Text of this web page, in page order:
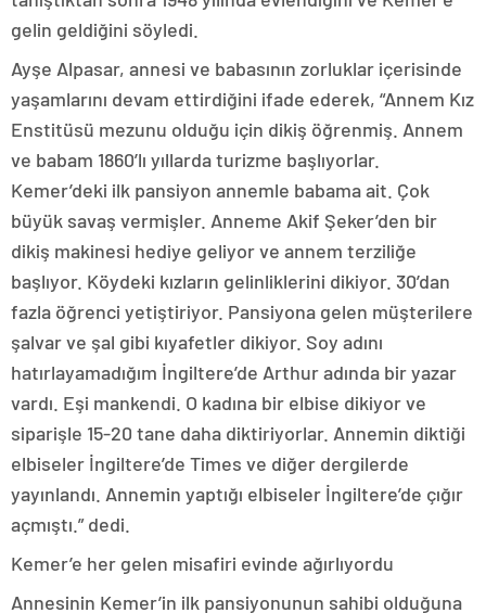
gelin geldiğini söyledi.
Ayşe Alpasar, annesi ve babasının zorluklar içerisinde
yaşamlarını devam ettirdiğini ifade ederek, “Annem Kız
Enstitüsü mezunu olduğu için dikiş öğrenmiş. Annem
ve babam 1860’lı yıllarda turizme başlıyorlar.
Kemer’deki ilk pansiyon annemle babama ait. Çok
büyük savaş vermişler. Anneme Akif Şeker’den bir
dikiş makinesi hediye geliyor ve annem terziliğe
başlıyor. Köydeki kızların gelinliklerini dikiyor. 30’dan
fazla öğrenci yetiştiriyor. Pansiyona gelen müşterilere
şalvar ve şal gibi kıyafetler dikiyor. Soy adını
hatırlayamadığım İngiltere’de Arthur adında bir yazar
vardı. Eşi mankendi. O kadına bir elbise dikiyor ve
siparişle 15-20 tane daha diktiriyorlar. Annemin diktiği
elbiseler İngiltere’de Times ve diğer dergilerde
yayınlandı. Annemin yaptığı elbiseler İngiltere’de çığır
açmıştı.” dedi.
Kemer’e her gelen misafiri evinde ağırlıyordu
Annesinin Kemer’in ilk pansiyonunun sahibi olduğuna